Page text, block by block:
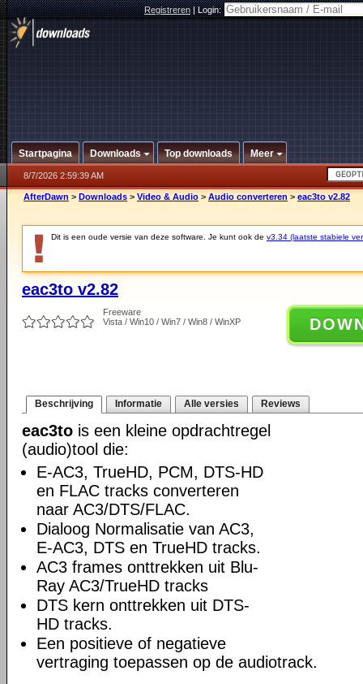
Registreren|Login:
Startpagina Downloads Top downloads Meer
8/7/2026 2:59:39 AM
AfterDawn > Downloads > Video & Audio > Audio converteren > eac3to v2.82
Dit is een oude versie van deze software. Je kunt ook de v3.34 (laatste stabiele
eac3to v2.82
Freeware
Vista / Win10 / Win7 / Win8 / WinXP
Beschrijving Informatie Alle versies Reviews
eac3to is een kleine opdrachtregel
(audio)tool die:
E-AC3, TrueHD, PCM, DTS-HD
en FLAC tracks converteren
naar AC3/DTS/FLAC.
Dialoog Normalisatie van AC3,
E-AC3, DTS en TrueHD tracks.
AC3 frames onttrekken uit Blu-
Ray AC3/TrueHD tracks
DTS kern onttrekken uit DTS-
HD tracks.
Een positieve of negatieve
vertraging toepassen op de audiotrack.